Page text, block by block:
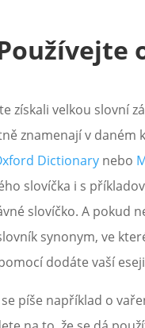
získali velkou slovní
znamenají v
Dictionarynebo
slovíčka i s
slovíčko. A pokud
synonym, ve
dodáte vaší
píše například o